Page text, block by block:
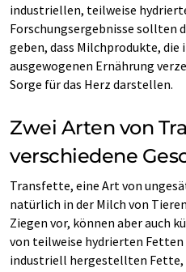
industriellen, teilweise
Forschungsergebnisse sollten
geben, dass Milchprodukte, die
ausgewogenen Ernährung
Sorge für das Herz darstellen.
Zwei Arten von
verschiedene
Transfette, eine Art von
natürlich in der Milch von
Ziegen vor, können aber auch
von teilweise hydrierten
industriell hergestellten Fette,